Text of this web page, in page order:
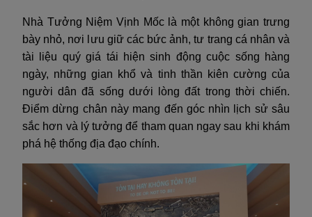
Nhà Tưởng Niệm Vịnh Mốc là một không gian trưng
bày nhỏ, nơi lưu giữ các bức ảnh, tư trang cá nhân và
tài liệu quý giá tái hiện sinh động cuộc sống hàng
ngày, những gian khổ và tinh thần kiên cường của
người dân đã sống dưới lòng đất trong thời chiến.
Điểm dừng chân này mang đến góc nhìn lịch sử sâu
sắc hơn và lý tưởng để tham quan ngay sau khi khám
phá hệ thống địa đạo chính.